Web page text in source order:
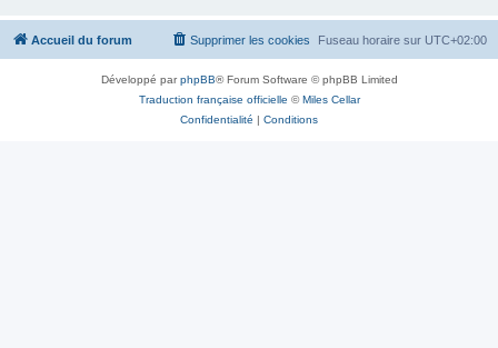
Accueil du forum Fuseau horaire sur UTC+02:00
Supprimer les cookies
Développé parphpBB® Forum Software © phpBB Limited
Traduction française officielle ©Miles Cellar
Confidentialité | Conditions